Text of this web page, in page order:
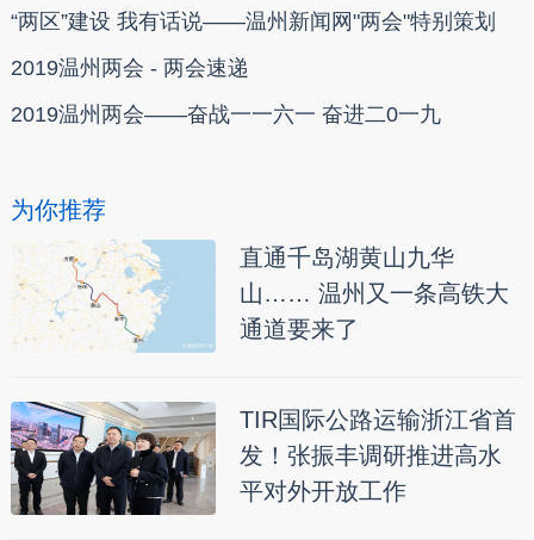
“两区”建设 我有话说——温州新闻网"两会"特别策划
2019温州两会 - 两会速递
2019温州两会——奋战一一六一 奋进二0一九
为你推荐
直通千岛湖黄山九华
山…… 温州又一条高铁大
通道要来了
TIR国际公路运输浙江省首
发！张振丰调研推进高水
平对外开放工作